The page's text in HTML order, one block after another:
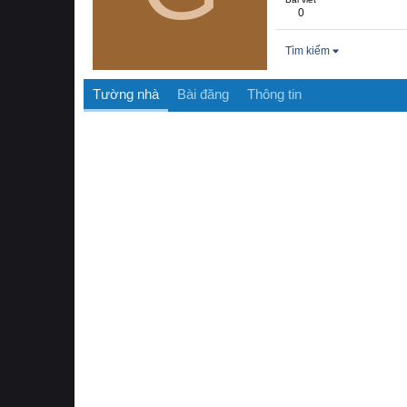
0
Tìm kiếm
Tường nhà Bài đăng Thông tin